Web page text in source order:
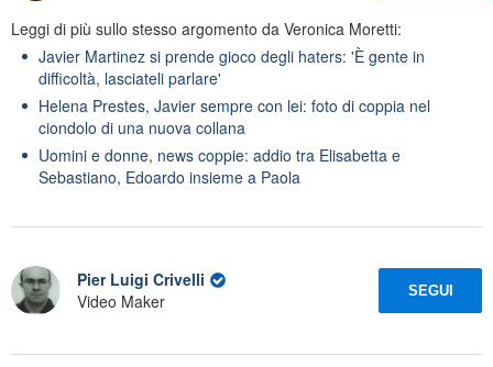
Leggi di più sullo stesso argomento da Veronica Moretti:
Javier Martinez si prende gioco degli haters: 'È gente in
difficoltà, lasciateli parlare'
Helena Prestes, Javier sempre con lei: foto di coppia nel
ciondolo di una nuova collana
Uomini e donne, news coppie: addio tra Elisabetta e
Sebastiano, Edoardo insieme a Paola
Pier Luigi Crivelli
Video Maker
SEGUI